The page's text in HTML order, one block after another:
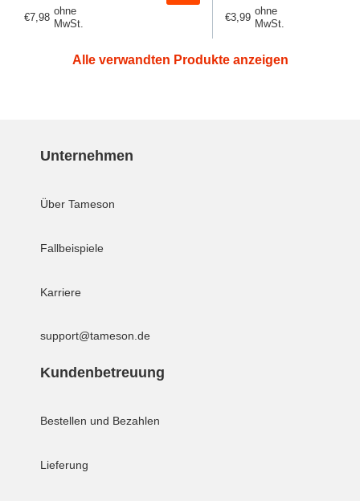
Regulärer
€7,98
ohne
MwSt.
Regulärer
€3,99
ohne
MwSt.
Alle verwandten Produkte anzeigen
Unternehmen
Über Tameson
Fallbeispiele
Karriere
support@tameson.de
Kundenbetreuung
Bestellen und Bezahlen
Lieferung